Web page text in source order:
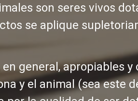
son seres vivos
se aplique
general, apropiables
y el animal (sea este